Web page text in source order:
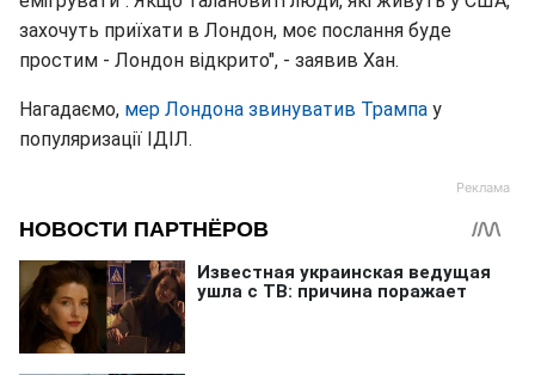
захочуть приїхати в Лондон, моє послання буде
простим - Лондон відкрито", - заявив Хан.
Нагадаємо, мер Лондона звинуватив Трампа у
популяризації ІДІЛ.